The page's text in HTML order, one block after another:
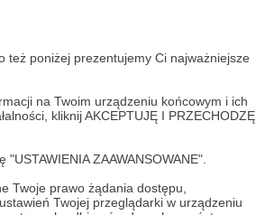
też poniżej prezentujemy Ci najważniejsze
na Twoim urządzeniu końcowym i ich
kliknij AKCEPTUJĘ I PRZECHODZĘ
ZAAWANSOWANE".
Twoje prawo żądania dostępu,
Twojej przeglądarki w urządzeniu
już teraz!